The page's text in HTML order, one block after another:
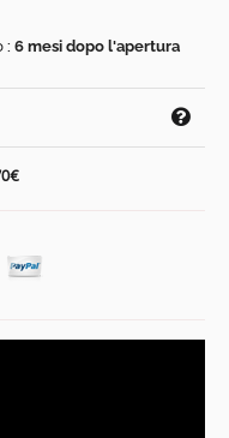
: 6 mesi dopo l'apertura